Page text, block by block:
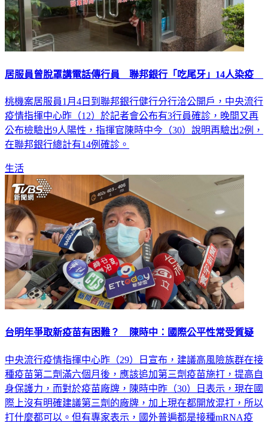
居服員曾脫罩講電話傳行員 聯邦銀行「吃尾牙」14人染疫
桃機案居服員1月4日到聯邦銀行健行分行洽公開戶，中央流行
疫情指揮中心昨（12）於記者會公布有3行員確診，晚間又再
公布檢驗出9人陽性，指揮官陳時中今（30）說明再驗出2例，
在聯邦銀行總計有14例確診。
生活
台明年爭取新疫苗有困難？ 陳時中：國際公平性常受質疑
中央流行疫情指揮中心昨（29）日宣布，建議高風險族群在接
種疫苗第二劑滿六個月後，應該追加第三劑疫苗施打，提高自
身保護力，而對於疫苗廠牌，陳時中昨（30）日表示，現在國
際上沒有明確建議第三劑的廠牌，加上現在都開放混打，所以
打什麼都可以。但有專家表示，國外普遍都是接種mRNA疫